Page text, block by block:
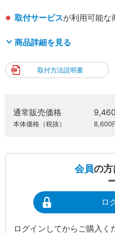
取付サービスが利用可能な
商品詳細を見る
取付方法説明書
通常販売価格
本体価格（税抜） 8,600
会員の方
ロ
ログインしてからご購入く